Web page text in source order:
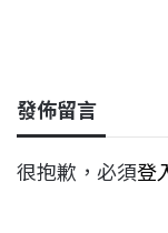
發佈留言
很抱歉，必須登